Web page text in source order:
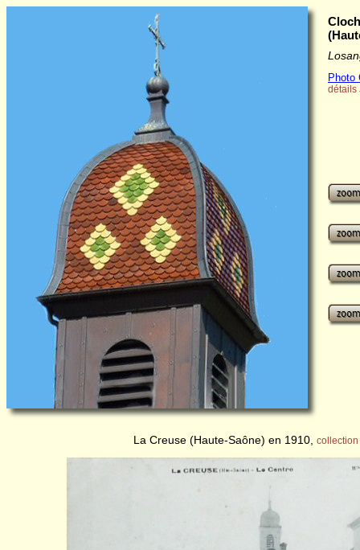
Photo
détails
La Creuse (Haute-Saône) en 1910, collection